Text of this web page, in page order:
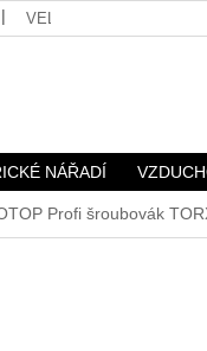
VELKOOBCHOD
NÁŘADÍ
Profi šroubovák